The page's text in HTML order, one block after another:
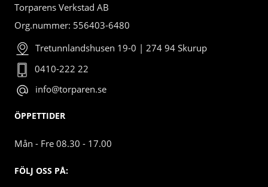
Torparens Verkstad AB
Org.nummer: 556403-6480
Tretunnlandshusen 19-0 | 274 94 Skurup
0410-222 22
info@torparen.se
ÖPPETTIDER
Mån - Fre 08.30 - 17.00
FÖLJ OSS PÅ: